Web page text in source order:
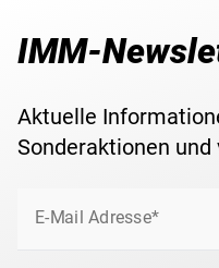
IMM-
Aktuelle
Sonderaktionen und
E-Mail Adresse*